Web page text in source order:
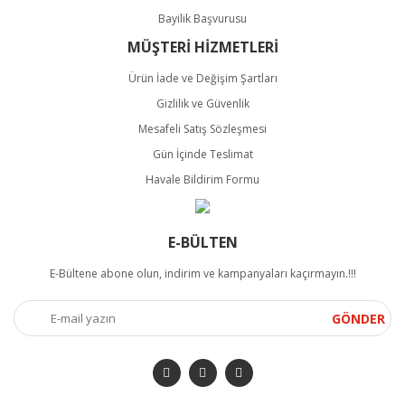
Bayilik Başvurusu
MÜŞTERİ HİZMETLERİ
Ürün İade ve Değişim Şartları
Gizlilik ve Güvenlik
Mesafeli Satış Sözleşmesi
Gün İçinde Teslimat
Havale Bildirim Formu
E-BÜLTEN
E-Bültene abone olun, indirim ve kampanyaları kaçırmayın.!!!
GÖNDER